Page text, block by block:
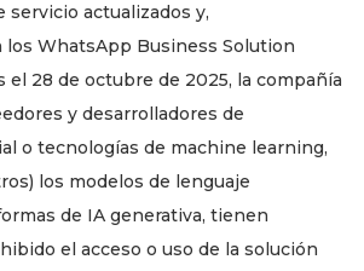
servicio actualizados y,
los WhatsApp Business Solution
el 28 de octubre de 2025, la compañía
y desarrolladores de
o tecnologías de machine learning,
los modelos de lenguaje
de IA generativa, tienen
el acceso o uso de la solución